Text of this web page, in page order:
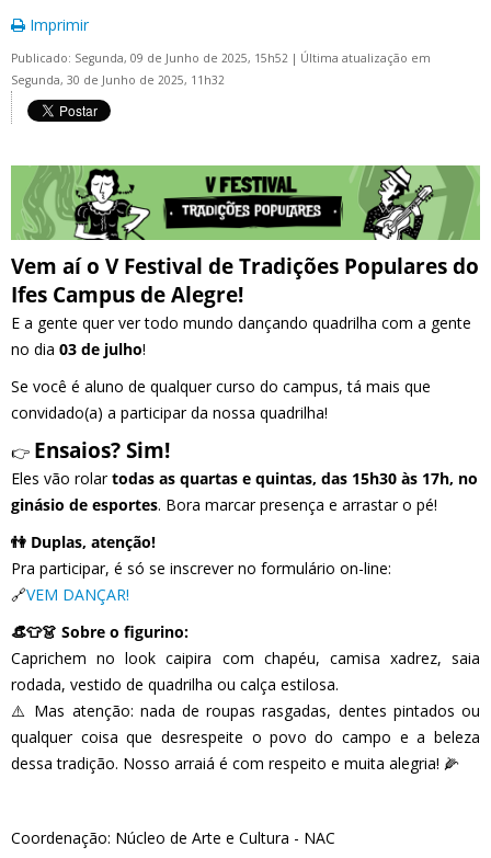
Imprimir
Publicado: Segunda, 09 de Junho de 2025, 15h52 | Última atualização em
Segunda, 30 de Junho de 2025, 11h32
Vem aí o V Festival de Tradições Populares do
Ifes Campus de Alegre!
E a gente quer ver todo mundo dançando quadrilha com a gente
no dia 03 de julho!
Se você é aluno de qualquer curso do campus, tá mais que
convidado(a) a participar da nossa quadrilha!
👉 Ensaios? Sim!
Eles vão rolartodas as quartas e quintas, das 15h30 às 17h, no
ginásio de esportes. Bora marcar presença e arrastar o pé!
👫 Duplas, atenção!
Pra participar, é só se inscrever no formulário on-line:
🔗VEM DANÇAR!
👒👕👗 Sobre o figurino:
Caprichem no look caipira com chapéu, camisa xadrez, saia
rodada, vestido de quadrilha ou calça estilosa.
⚠️ Mas atenção: nada de roupas rasgadas, dentes pintados ou
qualquer coisa que desrespeite o povo do campo e a beleza
dessa tradição. Nosso arraiá é com respeito e muita alegria! 🌽
Coordenação: Núcleo de Arte e Cultura - NAC